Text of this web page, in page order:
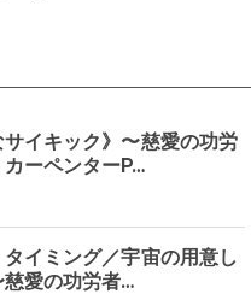
サイキック》〜慈愛の功労
ーペンターP…
タイミング／宇宙の用意し
愛の功労者…